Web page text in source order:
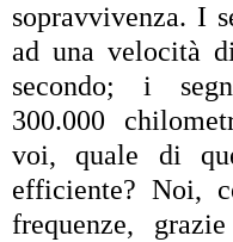
sopravvivenza. I
ad una velocità
secondo; i
300.000
voi, quale di
efficiente? Noi,
frequenze,